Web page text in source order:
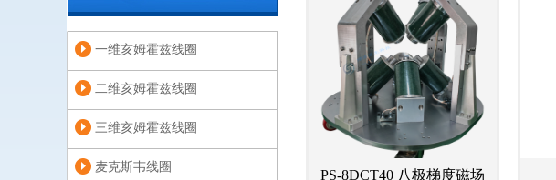
PS-8DCT40 八极梯度磁场
一维亥姆霍兹线圈
二维亥姆霍兹线圈
三维亥姆霍兹线圈
麦克斯韦线圈